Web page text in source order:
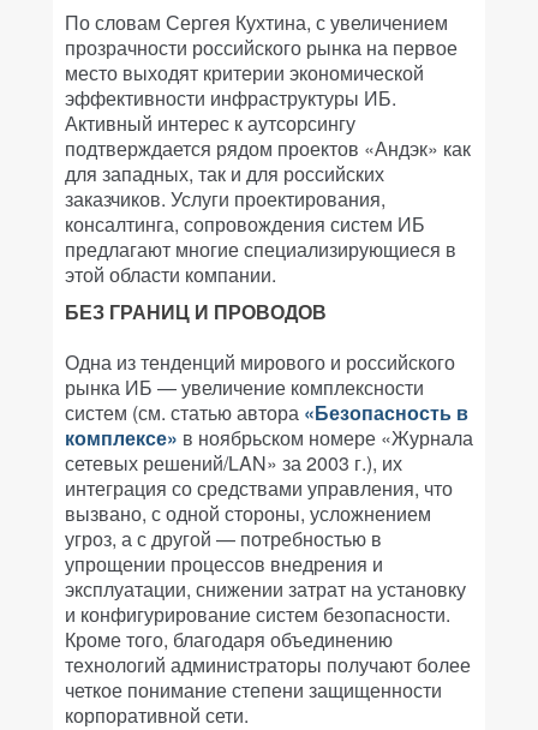
По словам Сергея Кухтина, с увеличением
прозрачности российского рынка на первое
место выходят критерии экономической
эффективности инфраструктуры ИБ.
Активный интерес к аутсорсингу
подтверждается рядом проектов «Андэк» как
для западных, так и для российских
заказчиков. Услуги проектирования,
консалтинга, сопровождения систем ИБ
предлагают многие специализирующиеся в
этой области компании.
БЕЗ ГРАНИЦ И ПРОВОДОВ
Одна из тенденций мирового и российского
рынка ИБ — увеличение комплексности
систем (см. статью автора «Безопасность в
комплексе» в ноябрьском номере «Журнала
сетевых решений/LAN» за 2003 г.), их
интеграция со средствами управления, что
вызвано, с одной стороны, усложнением
угроз, а с другой — потребностью в
упрощении процессов внедрения и
эксплуатации, снижении затрат на установку
и конфигурирование систем безопасности.
Кроме того, благодаря объединению
технологий администраторы получают более
четкое понимание степени защищенности
корпоративной сети.